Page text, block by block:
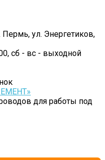
Пермь, ул. Энергетиков,
сб - вс - выходной
для работы под